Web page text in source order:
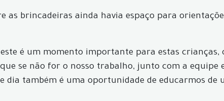
brincadeiras ainda havia espaço para
é um momento importante para estas crianças,
se não for o nosso trabalho, junto com a equipe
dia também é uma oportunidade de educarmos